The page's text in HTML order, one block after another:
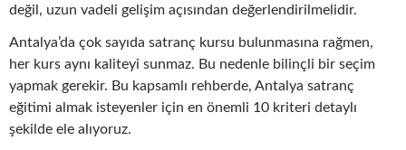
değil, uzun vadeli gelişim açısından değerlendirilmelidir.
Antalya’da çok sayıda satranç kursu bulunmasına rağmen,
her kurs aynı kaliteyi sunmaz. Bu nedenle bilinçli bir seçim
yapmak gerekir. Bu kapsamlı rehberde, Antalya satranç
eğitimi almak isteyenler için en önemli 10 kriteri detaylı
şekilde ele alıyoruz.